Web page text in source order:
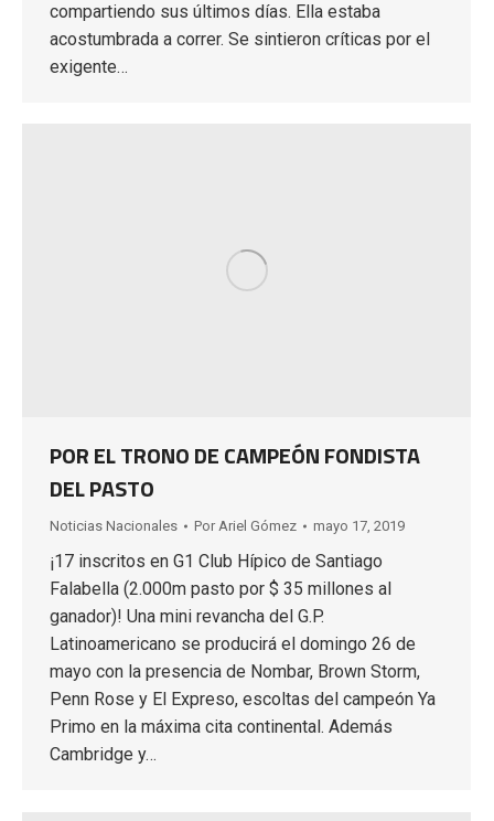
compartiendo sus últimos días. Ella estaba
acostumbrada a correr. Se sintieron críticas por el
exigente…
POR EL TRONO DE CAMPEÓN FONDISTA
DEL PASTO
Noticias Nacionales Por Ariel Gómez mayo 17, 2019
¡17 inscritos en G1 Club Hípico de Santiago
Falabella (2.000m pasto por $ 35 millones al
ganador)! Una mini revancha del G.P.
Latinoamericano se producirá el domingo 26 de
mayo con la presencia de Nombar, Brown Storm,
Penn Rose y El Expreso, escoltas del campeón Ya
Primo en la máxima cita continental. Además
Cambridge y…